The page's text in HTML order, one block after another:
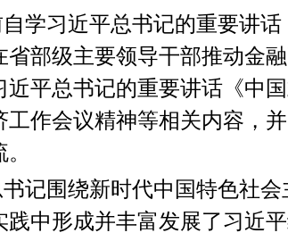
学习近平总书记的重要讲
部级主要领导干部推动金
平总书记的重要讲话《中
工作会议精神等相关内容，
记围绕新时代中国特色社
中形成并丰富发展了习近